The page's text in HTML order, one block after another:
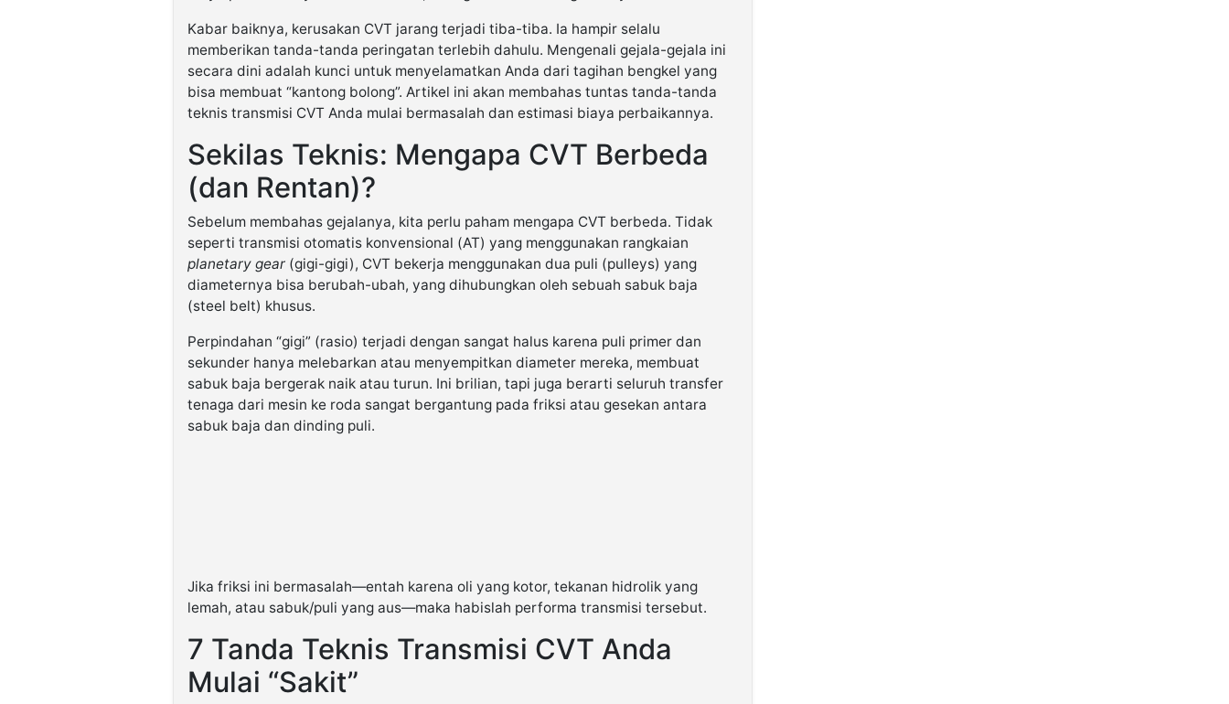
Kabar baiknya, kerusakan CVT jarang terjadi tiba-tiba. Ia hampir selalu
memberikan tanda-tanda peringatan terlebih dahulu. Mengenali gejala-gejala ini
secara dini adalah kunci untuk menyelamatkan Anda dari tagihan bengkel yang
bisa membuat “kantong bolong”. Artikel ini akan membahas tuntas tanda-tanda
teknis transmisi CVT Anda mulai bermasalah dan estimasi biaya perbaikannya.
Sekilas Teknis: Mengapa CVT Berbeda
(dan Rentan)?
Sebelum membahas gejalanya, kita perlu paham mengapa CVT berbeda. Tidak
seperti transmisi otomatis konvensional (AT) yang menggunakan rangkaian
planetary gear (gigi-gigi), CVT bekerja menggunakan dua puli (pulleys) yang
diameternya bisa berubah-ubah, yang dihubungkan oleh sebuah sabuk baja
(steel belt) khusus.
Perpindahan “gigi” (rasio) terjadi dengan sangat halus karena puli primer dan
sekunder hanya melebarkan atau menyempitkan diameter mereka, membuat
sabuk baja bergerak naik atau turun. Ini brilian, tapi juga berarti seluruh transfer
tenaga dari mesin ke roda sangat bergantung pada friksi atau gesekan antara
sabuk baja dan dinding puli.
Jika friksi ini bermasalah—entah karena oli yang kotor, tekanan hidrolik yang
lemah, atau sabuk/puli yang aus—maka habislah performa transmisi tersebut.
7 Tanda Teknis Transmisi CVT Anda
Mulai “Sakit”